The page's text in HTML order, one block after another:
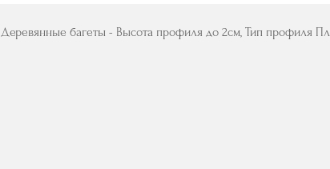
Деревянные багеты - Высота профиля до 2см, Тип профиля